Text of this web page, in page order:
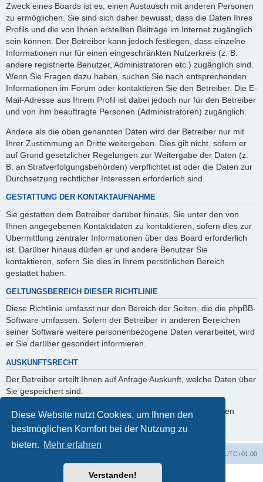
Diese Website nutzt Cookies, um Ihnen den
bestmöglichen Komfort bei der Nutzung zu
bieten. Mehr erfahren
Verstanden!
Zweck eines Boards ist es, einen Austausch mit anderen Personen
zu ermöglichen. Sie sind sich daher bewusst, dass die Daten Ihres
Profils und die von Ihnen erstellten Beiträge im Internet zugänglich
sein können. Der Betreiber kann jedoch festlegen, dass einzelne
Informationen nur für einen eingeschränkten Nutzerkreis (z. B.
andere registrierte Benutzer, Administratoren etc.) zugänglich sind.
Wenn Sie Fragen dazu haben, suchen Sie nach entsprechenden
Informationen im Forum oder kontaktieren Sie den Betreiber. Die E-
Mail-Adresse aus Ihrem Profil ist dabei jedoch nur für den Betreiber
und von ihm beauftragte Personen (Administratoren) zugänglich.
Andere als die oben genannten Daten wird der Betreiber nur mit
Ihrer Zustimmung an Dritte weitergeben. Dies gilt nicht, sofern er
auf Grund gesetzlicher Regelungen zur Weitergabe der Daten (z.
B. an Strafverfolgungsbehörden) verpflichtet ist oder die Daten zur
Durchsetzung rechtlicher Interessen erforderlich sind.
GESTATTUNG DER KONTAKTAUFNAHME
Sie gestatten dem Betreiber darüber hinaus, Sie unter den von
Ihnen angegebenen Kontaktdaten zu kontaktieren, sofern dies zur
Übermittlung zentraler Informationen über das Board erforderlich
ist. Darüber hinaus dürfen er und andere Benutzer Sie
kontaktieren, sofern Sie dies in Ihrem persönlichen Bereich
gestattet haben.
GELTUNGSBEREICH DIESER RICHTLINIE
Diese Richtlinie umfasst nur den Bereich der Seiten, die die phpBB-
Software umfassen. Sofern der Betreiber in anderen Bereichen
seiner Software weitere personenbezogene Daten verarbeitet, wird
er Sie darüber gesondert informieren.
AUSKUNFTSRECHT
Der Betreiber erteilt Ihnen auf Anfrage Auskunft, welche Daten über
Sie gespeichert sind.
Sie können jederzeit die Löschung bzw. Sperrung Ihrer Daten
verlangen. Kontaktieren Sie hierzu bitte den Betreiber.
UTC+01:00
Powered byphpBB® Forum Software © phpBB Limited